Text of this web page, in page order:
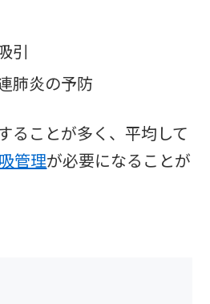
引
肺炎の予防
ることが多く、平均して
管理が必要になることが